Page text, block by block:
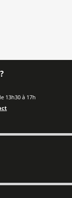
13h30 à 17h